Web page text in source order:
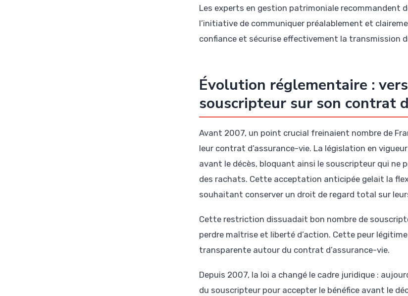
Les experts en gestion patrimoniale
l’initiative de communiquer préalablement et
confiance et sécurise effectivement la transmission
Évolution réglementaire :
souscripteur sur son contrat
Avant 2007, un point crucial freinaient nombre de
leur contrat d’assurance-vie. La législation en
avant le décès, bloquant ainsi le souscripteur qui ne
des rachats. Cette acceptation anticipée gelait la
souhaitant conserver un droit de regard total sur
Cette restriction dissuadait bon nombre de
perdre maîtrise et liberté d’action. Cette peur
transparente autour du contrat d’assurance-vie.
Depuis 2007, la loi a changé le cadre juridique :
du souscripteur pour accepter le bénéfice avant le